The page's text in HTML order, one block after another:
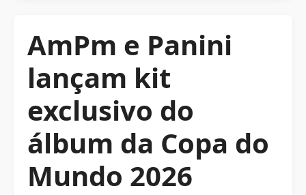
AmPm e Panini
lançam kit
exclusivo do
álbum da Copa do
Mundo 2026